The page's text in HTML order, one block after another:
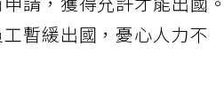
請，獲得允許才能出國。
暫緩出國，憂心人力不